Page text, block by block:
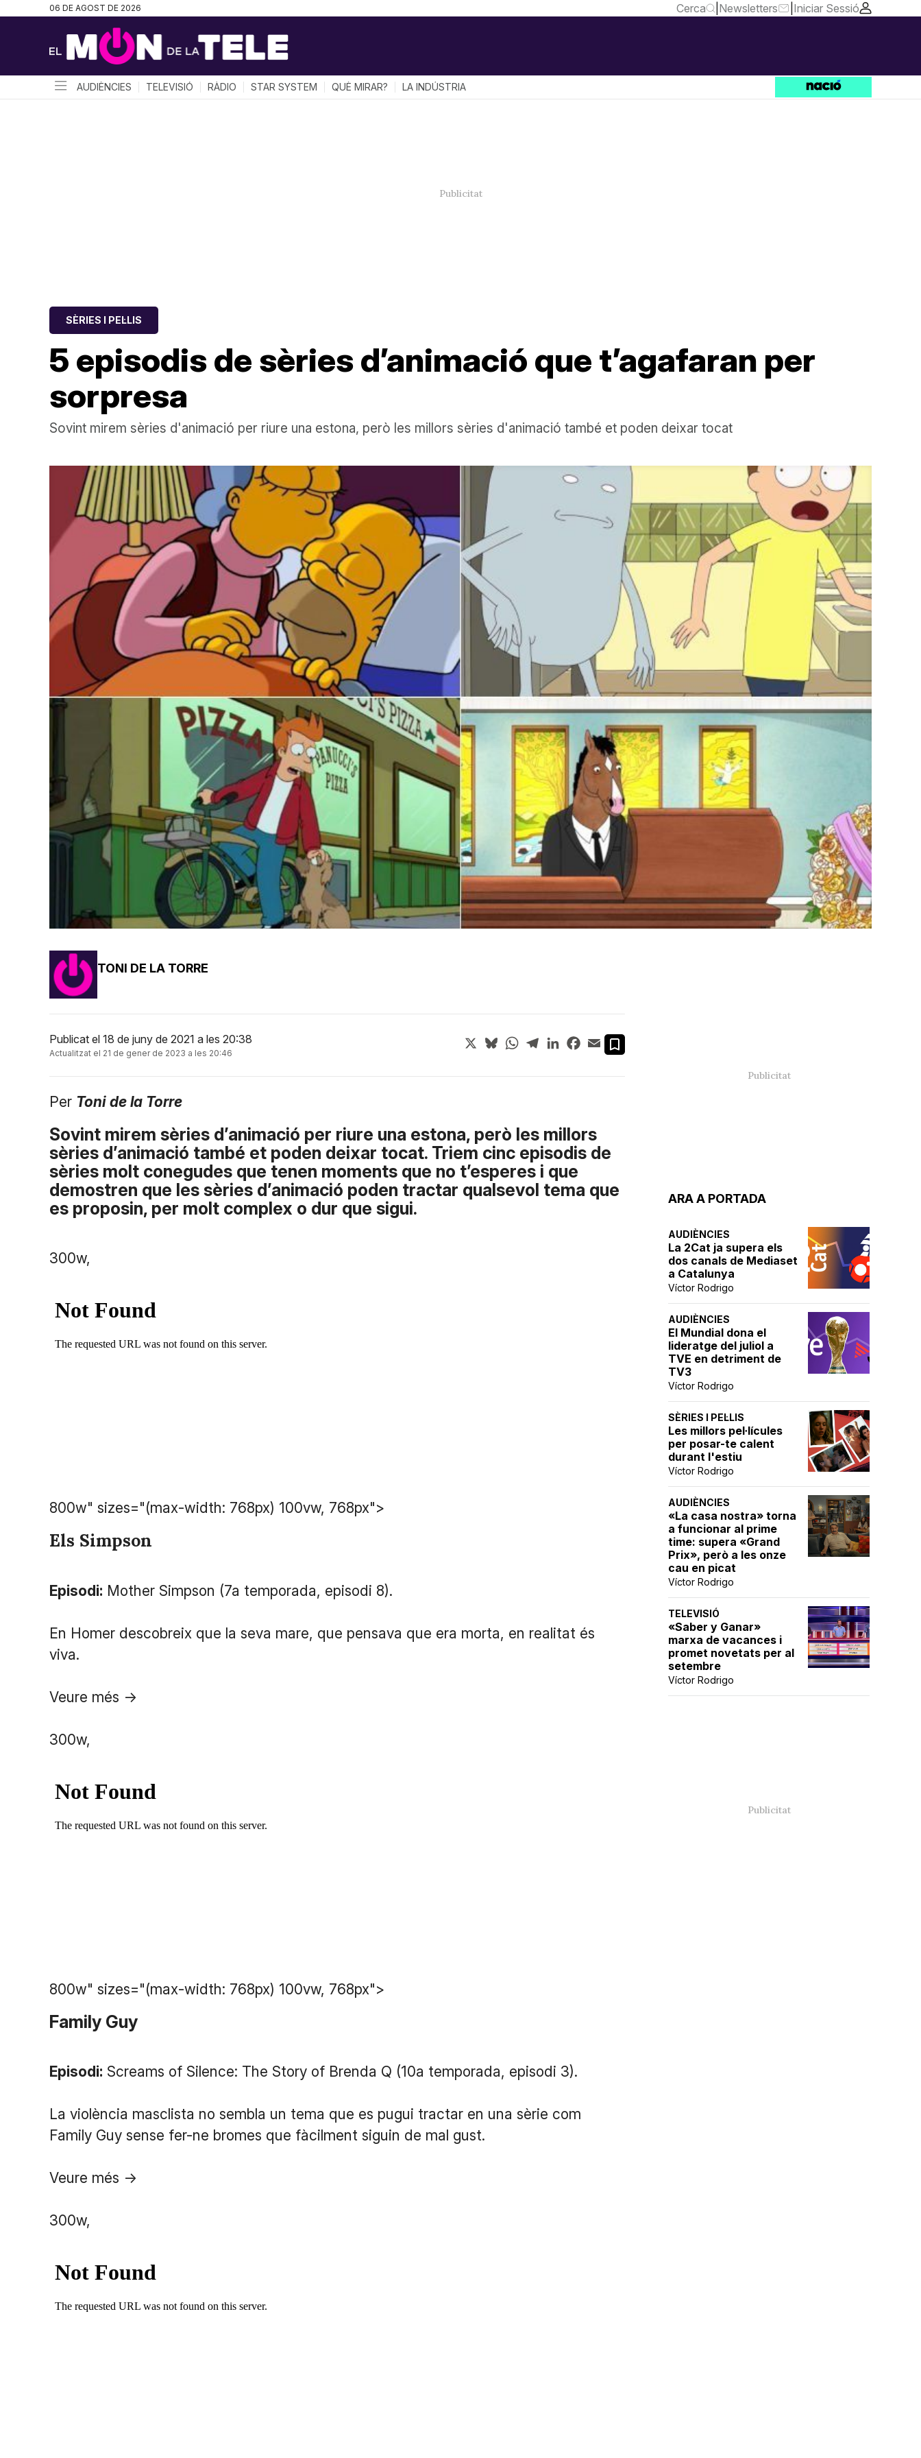
06 DE AGOST DE 2026 Cerca Newsletters Iniciar Sessió
AUDIÈNCIES TELEVISIÓ RÀDIO STAR SYSTEM QUÈ MIRAR? LA INDÚSTRIA
5 episodis de sèries d’animació que t’agafaran per
sorpresa
SÈRIES I PEL·LIS
Sovint mirem sèries d'animació per riure una estona, però les millors sèries d'animació també et poden deixar tocat
ARA A PORTADA
AUDIÈNCIES
La 2Cat ja supera els
dos canals de Mediaset
a Catalunya
Víctor Rodrigo
AUDIÈNCIES
El Mundial dona el
lideratge del juliol a
TVE en detriment de
TV3
Víctor Rodrigo
SÈRIES I PEL·LIS
Les millors pel·lícules
per posar-te calent
durant l'estiu
Víctor Rodrigo
AUDIÈNCIES
«La casa nostra» torna
a funcionar al prime
time: supera «Grand
Prix», però a les onze
cau en picat
Víctor Rodrigo
TELEVISIÓ
«Saber y Ganar»
marxa de vacances i
promet novetats per al
setembre
Víctor Rodrigo
TONI DE LA TORRE
Publicat el 18 de juny de 2021 a les 20:38
Actualitzat el 21 de gener de 2023 a les 20:46
X BlueskyWhatsApp
TelegramLinkedInFacebook
Email
Per Toni de la Torre
Sovint mirem sèries d’animació per riure una estona, però les millors
sèries d’animació també et poden deixar tocat. Triem cinc episodis de
sèries molt conegudes que tenen moments que no t’esperes i que
demostren que les sèries d’animació poden tractar qualsevol tema que
es proposin, per molt complex o dur que sigui.
300w,
800w" sizes="(max-width: 768px) 100vw, 768px">
Els Simpson
Episodi: Mother Simpson (7a temporada, episodi 8).
En Homer descobreix que la seva mare, que pensava que era morta, en realitat és
viva.
Veure més ->
300w,
800w" sizes="(max-width: 768px) 100vw, 768px">
Family Guy
Episodi: Screams of Silence: The Story of Brenda Q (10a temporada, episodi 3).
La violència masclista no sembla un tema que es pugui tractar en una sèrie com
Family Guy sense fer-ne bromes que fàcilment siguin de mal gust.
Veure més ->
300w,